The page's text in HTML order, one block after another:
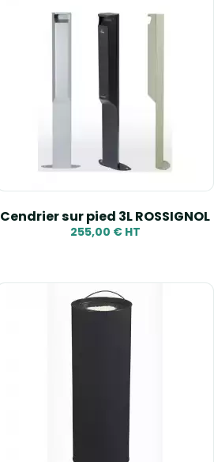
Cendrier sur pied 3L ROSSIGNOL
255,00 € HT